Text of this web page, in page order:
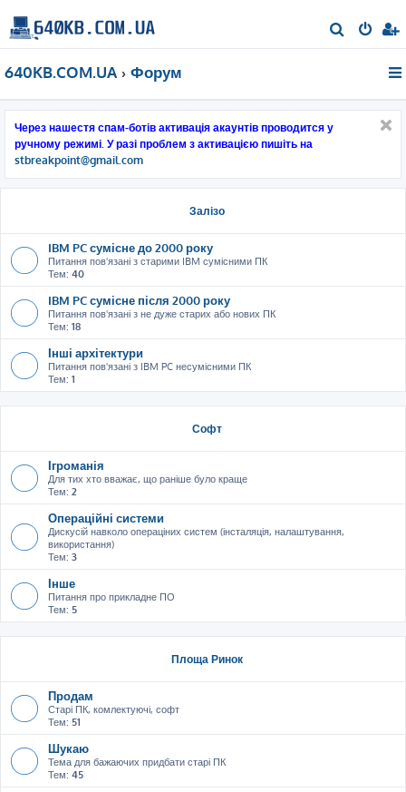
о
640KB.COM.UA Форум
Через нашестя спам-ботів активація акаунтів проводится у
ручному режимі. У разі проблем з активацією пишіть на
stbreakpoint@gmail.com
Залізо
IBM PC сумісне до 2000 року
Питання пов'язані з старими IBM сумісними ПК
Тем: 40
IBM PC сумісне після 2000 року
Питання пов'язані з не дуже старих або нових ПК
Тем: 18
Інші архітектури
Питання пов'язані з IBM PC несумісними ПК
Тем: 1
Софт
Ігроманія
Для тих хто вважає, що раніше було краще
Тем: 2
Операційні системи
Дискусій навколо операціних систем (інсталяція, налаштування,
використання)
Тем: 3
Інше
Питання про прикладне ПО
Тем: 5
Площа Ринок
Продам
Старі ПК, комлектуючі, софт
Тем: 51
Шукаю
Тема для бажаючих придбати старі ПК
Тем: 45